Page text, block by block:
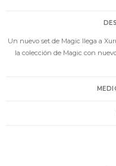
Un nuevo set de Magic llega a
la colección de Magic con